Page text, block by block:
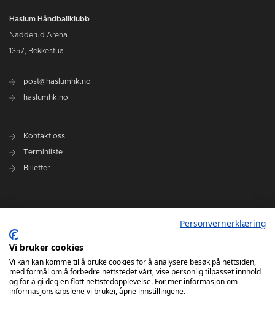
Haslum Håndballklubb
Nadderud Arena
1357, Bekkestua
post@haslumhk.no
haslumhk.no
Kontakt oss
Terminliste
Billetter
Ansvarlig redaktør: Tore Solberg
Personvernerklæring
Vi bruker cookies
Vi kan kan komme til å bruke cookies for å analysere besøk på nettsiden,
med formål om å forbedre nettstedet vårt, vise personlig tilpasset innhold
og for å gi deg en flott nettstedopplevelse. For mer informasjon om
informasjonskapslene vi bruker, åpne innstillingene.